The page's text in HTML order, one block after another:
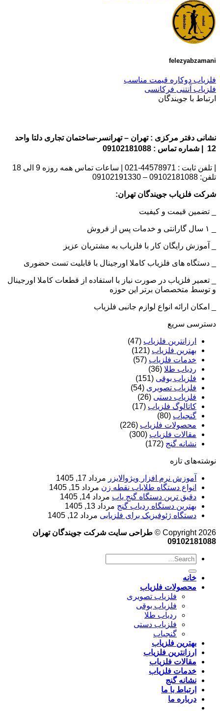
felezyabzamani
فلزیاب دوکاره قیمت مناسب
فلزیاب آنتنی فرکانسی
ارتباط با جویندگان
نشانی دفتر مرکزی : تهران – تهرانسر-ساختمان تجاری دلتا واحد
12 | شماره تماس : 09102181088
| تلفن ثابت : 44578971-021 | ساعات تماس همه روزه 9 الی 18
تلفن: 09102181088 – 09102191330
شرکت فلزیاب جویندگان تهران:
_ تضمین قیمت و کیفیت
_ آموزش رایگان کار با فلزیاب به مشتریان عزیز
_ دستگاه های فلزیاب کاملا اورجینال با قابلیت تست حضوری
_ تعمیر فلزیاب در صورت نیاز با استفاده از قطعات کاملا اورجینال
و توسط متخصصان برتر این حوزه
_ امکان ارائه انواع لوازم جانبی فلزیاب
دسترسی سریع
ارزانترین فلزیاب (47)
بهترین فلزیاب (121)
خدمات فلزیاب (57)
ردیاب طلا (36)
فلزیاب بوقی (151)
فلزیاب تصویری (54)
فلزیاب دستی (26)
کاتالوگ فلزیاب (17)
گنجیاب (80)
محصولات فلزیاب (226)
مقالات فلزیاب (300)
نشانه گنج (172)
نوشته‌های تازه
آموزش نرم‌ افزار ویژوالایزر مرداد 17, 1405
انواع دستگاه طلایاب نقطه زن مرداد 15, 1405
دقیق ترین دستگاه گنج یاب مرداد 14, 1405
بهترین دستگاه ردیاب گنج مرداد 13, 1405
دستگاه ژئوفیزیک برای فلزیابی مرداد 12, 1405
Copyright 2026 ©
طراحی سایت شرکت جویندگان تهران
09102181088
خانه
محصولات فلزیاب
فلزیاب تصویری
فلزیاب بوقی
ردیاب طلا
فلزیاب دستی
گنجیاب
بهترین فلزیاب
ارزانترین فلزیاب
مقالات فلزیاب
خدمات فلزیاب
نشانه گنج
ارتباط با ما
درباره ما